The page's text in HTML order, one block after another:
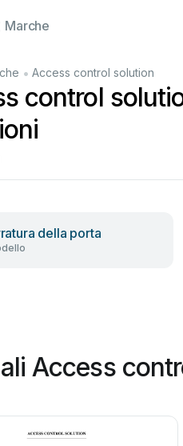
Marche
• Access control solution
control
della porta
Access